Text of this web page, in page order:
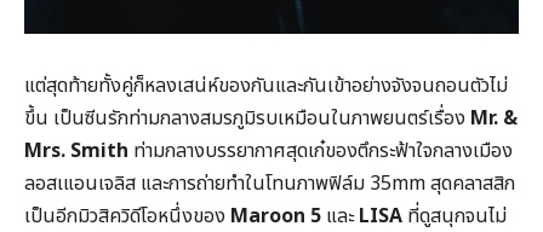
แต่สุดท้ายทั้งคู่ก็หลงเสน่ห์ของกันและกันเข้าอย่างจังจนถอนตัวไม่
ขึ้น เป็นซีนรักท่ามกลางสมรภูมิรบเหมือนในภาพยนตร์เรื่อง Mr. &
Mrs. Smith ท่ามกลางบรรยากาศสุดเก๋ของตึกระฟ้าใจกลางเมือง
ลอสเแอนเจลิส และการถ่ายทำในโทนภาพฟิล์ม 35mm สุดคลาสสิก
เป็นอีกมิวสิควิดีโอหนึ่งของ Maroon 5 และLISA ที่ดูสนุกจนไม่